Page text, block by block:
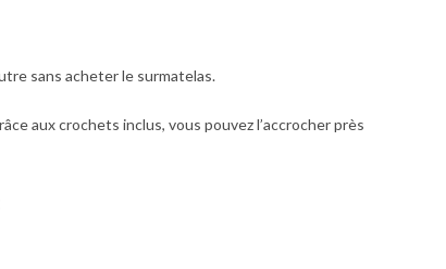
sans acheter le surmatelas.
aux crochets inclus, vous pouvez l’accrocher près